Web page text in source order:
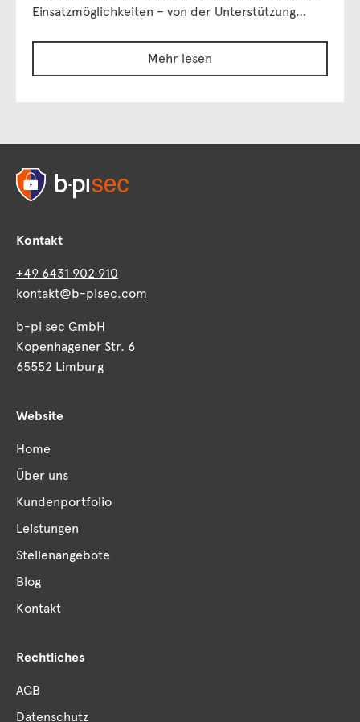
Einsatzmöglichkeiten – von der Unterstützung…
Mehr lesen
Kontakt
+49 6431 902 910
kontakt@b-pisec.com
b-pi sec GmbH
Kopenhagener Str. 6
65552 Limburg
Website
Home
Über uns
Kundenportfolio
Leistungen
Stellenangebote
Blog
Kontakt
Rechtliches
AGB
Datenschutz